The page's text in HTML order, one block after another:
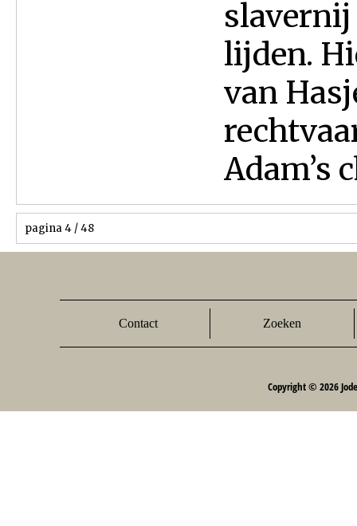
lijden.
van
Adam’s
pagina 4 / 48
Contact Zoeken
Copyright © 2026